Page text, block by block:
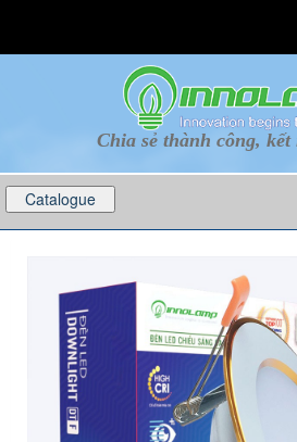
Chia sẻ thành công, kết
Catalogue